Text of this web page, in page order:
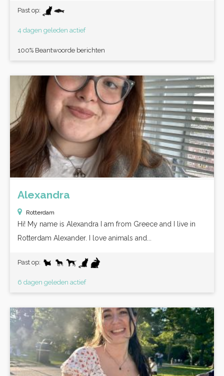
Past op:
4 dagen geleden actief
100% Beantwoorde berichten
Alexandra
Rotterdam
Hi! My name is Alexandra I am from Greece and I live in
Rotterdam Alexander. I love animals and...
Past op:
6 dagen geleden actief